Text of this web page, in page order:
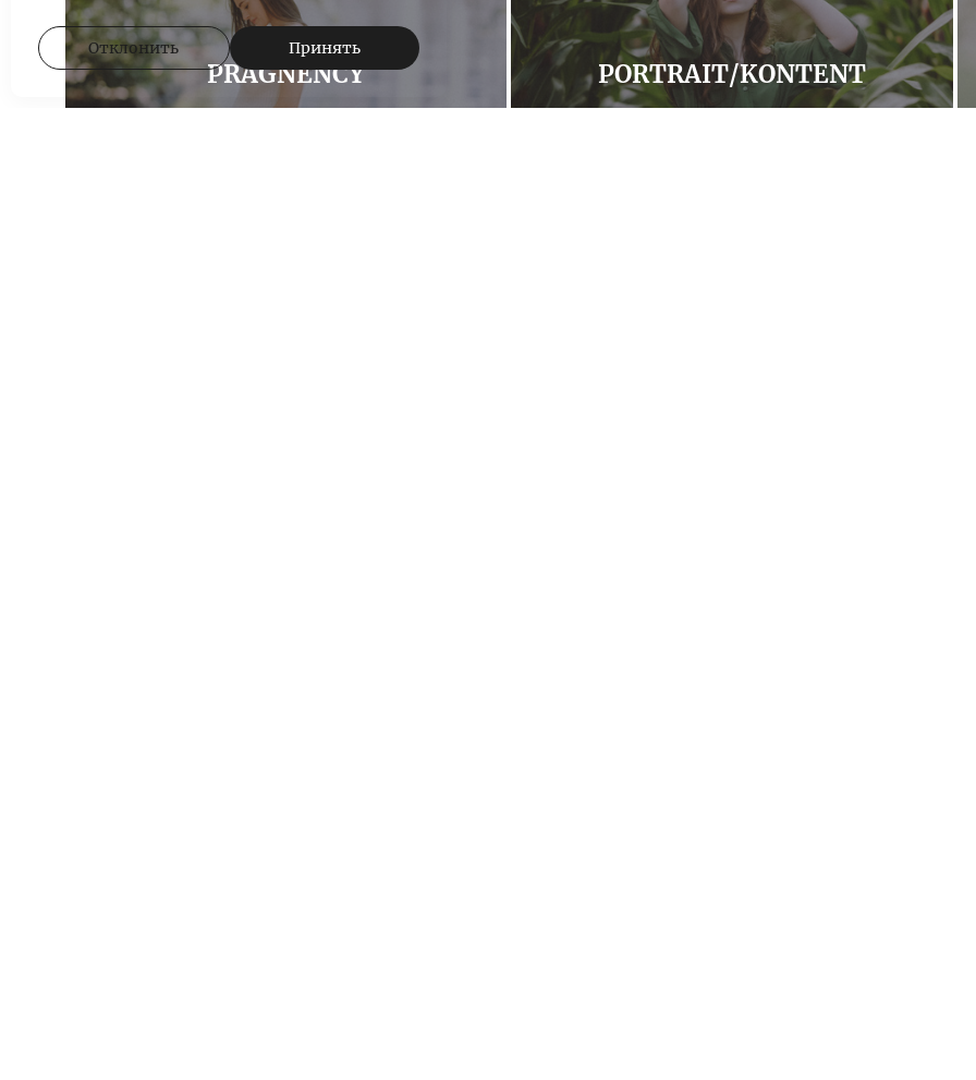
PRAGNENCY PORTRAIT/KONTENT
Отклонить Принять